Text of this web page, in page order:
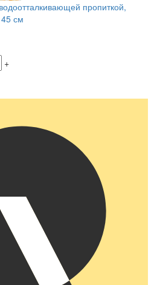
пропиткой,
см
+